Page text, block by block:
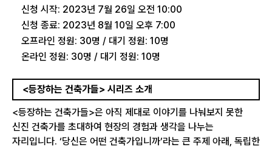
신청 시작: 2023년 7월 26일 오전 10:00
신청 종료: 2023년 8월 10일 오후 7:00
오프라인 정원: 30명 / 대기 정원: 10명
온라인 정원: 30명 / 대기 정원: 10명
<등장하는 건축가들> 시리즈 소개
<등장하는 건축가들>은 아직 제대로 이야기를 나눠보지 못한
신진 건축가를 초대하여 현장의 경험과 생각을 나누는
자리입니다. ‘당신은 어떤 건축가입니까’라는 큰 주제 아래, 독립한